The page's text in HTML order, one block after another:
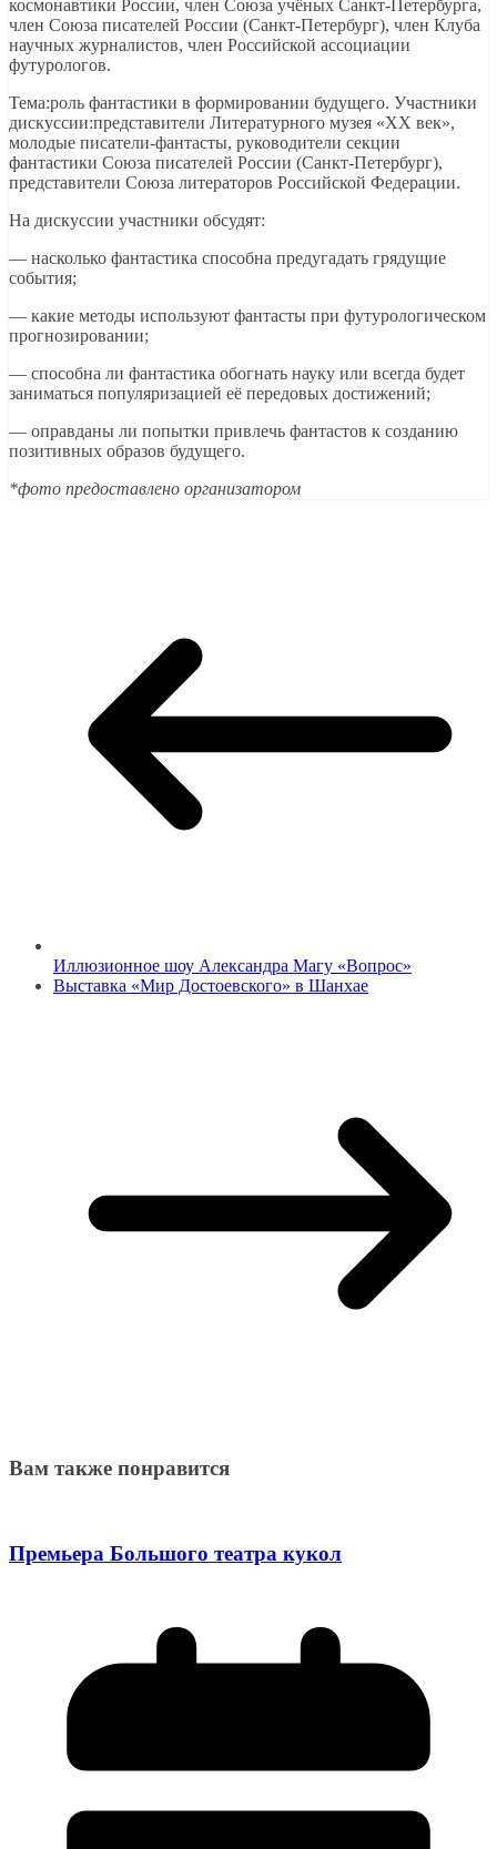
космонавтики России, член Союза учёных Санкт-Петербурга,
член Союза писателей России (Санкт-Петербург), член Клуба
научных журналистов, член Российской ассоциации
футурологов.
Тема:роль фантастики в формировании будущего. Участники
дискуссии:представители Литературного музея «ХХ век»,
молодые писатели-фантасты, руководители секции
фантастики Союза писателей России (Санкт-Петербург),
представители Союза литераторов Российской Федерации.
На дискуссии участники обсудят:
— насколько фантастика способна предугадать грядущие
события;
— какие методы используют фантасты при футурологическом
прогнозировании;
— способна ли фантастика обогнать науку или всегда будет
заниматься популяризацией её передовых достижений;
— оправданы ли попытки привлечь фантастов к созданию
позитивных образов будущего.
*фото предоставлено организатором
Иллюзионное шоу Александра Магу «Вопрос»
Выставка «Мир Достоевского» в Шанхае
Вам также понравится
Премьера Большого театра кукол